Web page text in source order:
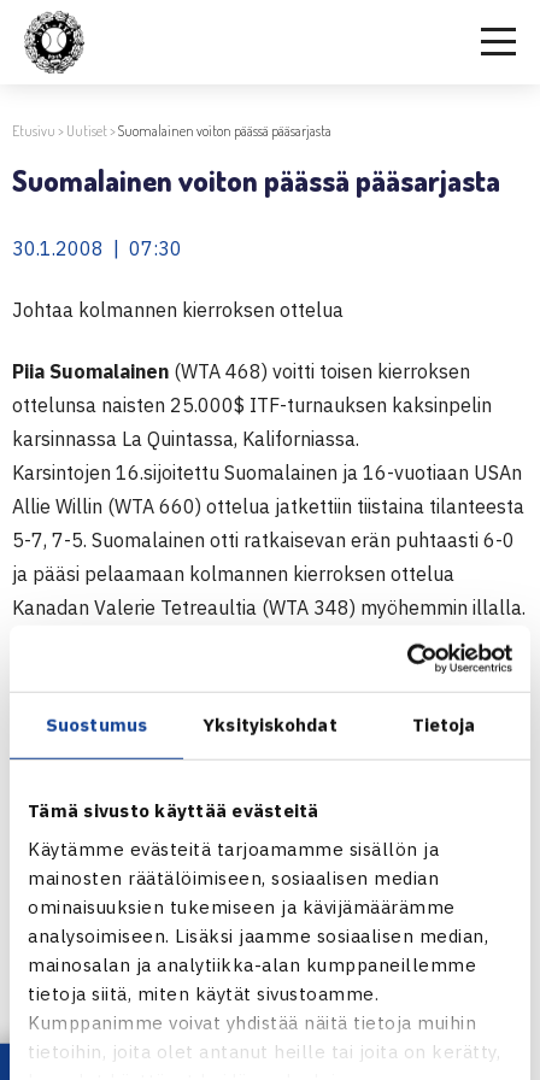
Suostumus Yksityiskohdat Tietoja
Tämä sivusto käyttää evästeitä
Käytämme evästeitä tarjoamamme sisällön ja
mainosten räätälöimiseen, sosiaalisen median
ominaisuuksien tukemiseen ja kävijämäärämme
analysoimiseen. Lisäksi jaamme sosiaalisen median,
mainosalan ja analytiikka-alan kumppaneillemme
tietoja siitä, miten käytät sivustoamme.
Kumppanimme voivat yhdistää näitä tietoja muihin
tietoihin, joita olet antanut heille tai joita on kerätty,
Etusivu > Uutiset>Suomalainen voiton päässä pääsarjasta
Suomalainen voiton päässä pääsarjasta
30.1.2008 | 07:30
Johtaa kolmannen kierroksen ottelua
Piia Suomalainen (WTA 468) voitti toisen kierroksen
ottelunsa naisten 25.000$ ITF-turnauksen kaksinpelin
karsinnassa La Quintassa, Kaliforniassa.
Karsintojen 16.sijoitettu Suomalainen ja 16-vuotiaan USAn
Allie Willin (WTA 660) ottelua jatkettiin tiistaina tilanteesta
5-7, 7-5. Suomalainen otti ratkaisevan erän puhtaasti 6-0
ja pääsi pelaamaan kolmannen kierroksen ottelua
Kanadan Valerie Tetreaultia (WTA 348) myöhemmin illalla.
Tämä ottelu jäi pimeyden vuoksi kesken ja sitä jatketaan
keskiviikkona. Suomalainen voitti ensimmäisen erän 7-5,
Naisten 25.000$ ITF-turnaus
28.1.-3.2. La Quinta, USA
Kaksinpelin karsinta
2.kierrosta: Piia Suomalainen (16.) – Allie Will USA 57 75
60
3.kierrosta: Suomalainen – Valerie Tetreault Kanada 75 2-
2, ottelua jatketaan keskiviikkona
sten ITF-turnaus La Quintassa